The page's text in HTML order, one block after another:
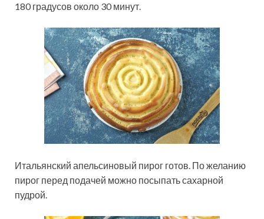
180 градусов около 30 минут.
Итальянский апельсиновый пирог готов. По желанию
пирог перед подачей можно посыпать сахарной
пудрой.